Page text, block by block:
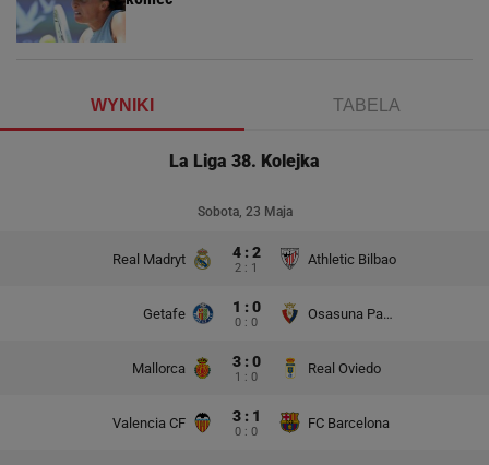
WYNIKI TABELA
La Liga 38. Kolejka
Sobota, 23 Maja
Real Madryt 4 : 2
2 : 1
Athletic Bilbao
Getafe 1 : 0
0 : 0
Osasuna Pampeluna
Mallorca 3 : 0
1 : 0
Real Oviedo
Valencia CF 3 : 1
0 : 0
FC Barcelona